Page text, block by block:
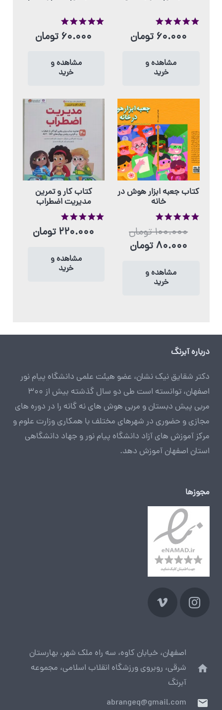
60.000 تومان
مشاهده و
خرید
60.000 تومان
مشاهده و
خرید
کتاب جعبه ابزار هوش در
خانه
100.000تومان
80.000 تومان
مشاهده و
خرید
کتاب کار و تمرین
مدیریت اضطراب
220.000 تومان
مشاهده و
خرید
درباره آبرنگ
دکتر شقایق نیک نشان، عضو هیئت علمی دانشگاه پیام نور
اصفهان، توانسته است طی دو سال گذشته بیش از 300
مربی پیش دبستان و مربی هوش های نه گانه را در دوره های
مجازی و حضوری در شهرهای مختلف با همکاری وزارت علوم و
مرکز آموزش های آزاد دانشگاه پیام نور و جهاد دانشگاهی
استان اصفهان آموزش دهد.
مجوزها
home
اصفهان، خیابان کاوه، سه راه ملک شهر، بهارستان
شرقی، روبروی ورزشگاه انقلاب اسلامی، مجموعه
آبرنگ
mail
abrangeq@gmail.com